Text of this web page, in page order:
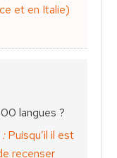
et en Italie)
langues ?
Puisqu’il il est
recenser